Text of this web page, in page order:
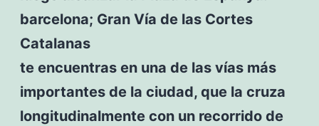
barcelona; Gran Vía de las Cortes
Catalanas
te encuentras en una de las vías más
importantes de la ciudad, que la cruza
longitudinalmente con un recorrido de